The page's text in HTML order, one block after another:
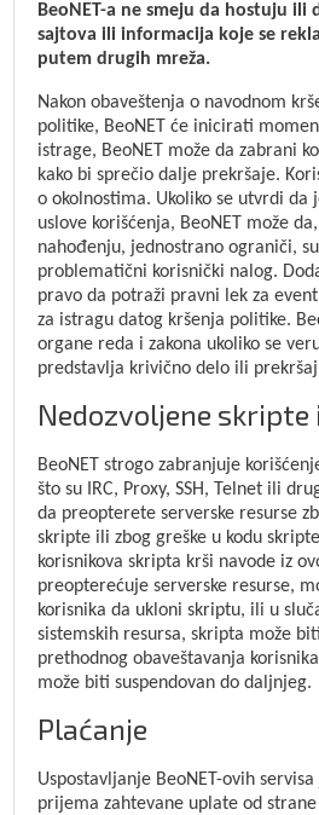
BeoNET-a ne smeju da hostuju ili
sajtova ili informacija koje se
putem drugih mreža.
Nakon obaveštenja o navodnom
politike, BeoNET će inicirati
istrage, BeoNET može da zabrani
kako bi sprečio dalje prekršaje.
o okolnostima. Ukoliko se utvrdi da
uslove korišćenja, BeoNET može
nahođenju, jednostrano ograniči,
problematični korisnički nalog.
pravo da potraži pravni lek za
za istragu datog kršenja politike.
organe reda i zakona ukoliko se
predstavlja krivično delo ili
Nedozvoljene skripte
BeoNET strogo zabranjuje
što su IRC, Proxy, SSH, Telnet ili
da preopterete serverske resurse
skripte ili zbog greške u kodu
korisnikova skripta krši navode iz
preopterećuje serverske resurse,
korisnika da ukloni skriptu, ili u
sistemskih resursa, skripta može
prethodnog obaveštavanja
može biti suspendovan do daljnjeg.
Plaćanje
Uspostavljanje BeoNET-ovih
prijema zahtevane uplate od